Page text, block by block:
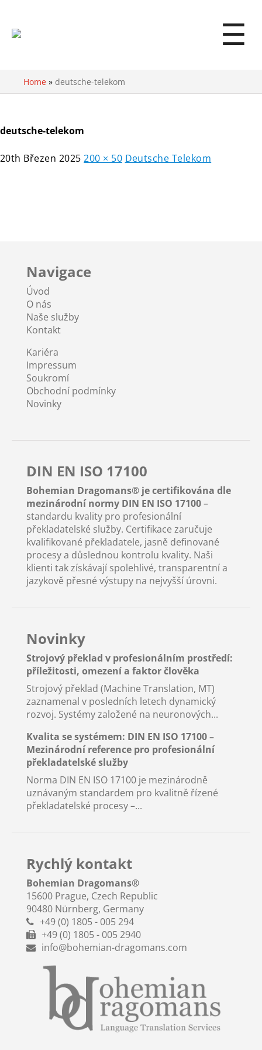
☰
Home » deutsche-telekom
deutsche-telekom
20th Březen 2025 200 × 50 Deutsche Telekom
Navigace
Úvod
O nás
Naše služby
Kontakt
Kariéra
Impressum
Soukromí
Obchodní podmínky
Novinky
DIN EN ISO 17100
Bohemian Dragomans® je certifikována dle
mezinárodní normy DIN EN ISO 17100–
standardu kvality pro profesionální
překladatelské služby. Certifikace zaručuje
kvalifikované překladatele, jasně definované
procesy a důslednou kontrolu kvality. Naši
klienti tak získávají spolehlivé, transparentní a
jazykově přesné výstupy na nejvyšší úrovni.
Novinky
Strojový překlad v profesionálním prostředí:
příležitosti, omezení a faktor člověka
Strojový překlad (Machine Translation, MT)
zaznamenal v posledních letech dynamický
rozvoj. Systémy založené na neuronových...
Kvalita se systémem: DIN EN ISO 17100 –
Mezinárodní reference pro profesionální
překladatelské služby
Norma DIN EN ISO 17100 je mezinárodně
uznávaným standardem pro kvalitně řízené
překladatelské procesy –...
Rychlý kontakt
Bohemian Dragomans®
15600 Prague, Czech Republic
90480 Nürnberg, Germany
+49 (0) 1805 - 005 294
+49 (0) 1805 - 005 2940
info@bohemian-dragomans.com